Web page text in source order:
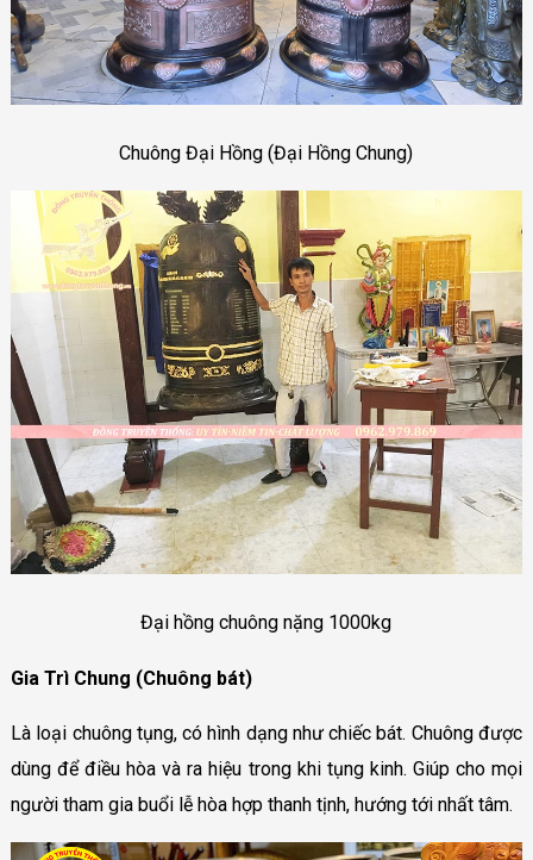
Chuông Đại Hồng (Đại Hồng Chung)
Đại hồng chuông nặng 1000kg
Gia Trì Chung (Chuông bát)
Là loại chuông tụng, có hình dạng như chiếc bát. Chuông được
dùng để điều hòa và ra hiệu trong khi tụng kinh. Giúp cho mọi
người tham gia buổi lễ hòa hợp thanh tịnh, hướng tới nhất tâm.